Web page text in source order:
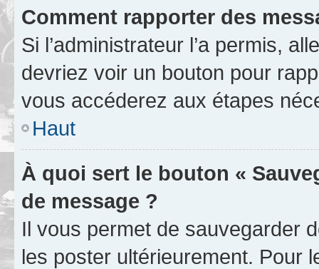
Comment rapporter des
Si l’administrateur l’a permis,
devriez voir un bouton pour
vous accéderez aux étapes
Haut
À quoi sert le bouton «
de message ?
Il vous permet de sauvegarder
les poster ultérieurement. Pour